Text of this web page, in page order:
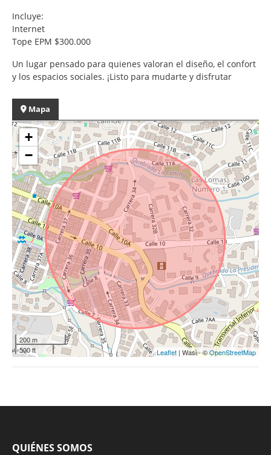
Incluye:
Internet
Tope EPM $300.000
Un lugar pensado para quienes valoran el diseño, el confort
y los espacios sociales. ¡Listo para mudarte y disfrutar
Mapa
+
−
200 m
500 ft
Leaflet | Wasi - ©OpenStreetMap
QUIÉNES SOMOS